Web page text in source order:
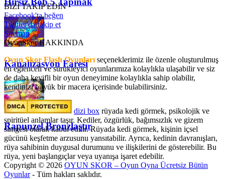
Kanalizasyon Faresi
Rapunzel Bronzlaştır
BİZİ TAKİP EDİN
Facebook'ta beğen
Twitter'da takip et
Sitemap
OyunSkor HAKKINDA
Oyun Skor Flash Oyunları seçeneklerimiz ile özenle oluşturulmuş
en eğlenceli ve sürükleyici oyunlarımıza kolaylıkla ulaşabilir ve siz
de daha keyifli bir oyun deneyimine kolaylıkla sahip olabilir,
kendinizi büyük bir macera içerisinde bulabilirsiniz.
dizi box rüyada kedi görmek​, psikolojik ve
spiritüel anlamlar taşır. Kediler, özgürlük, bağımsızlık ve gizem
simgesi olarak kabul edilir. Rüyada kedi görmek, kişinin içsel
gücünü keşfetme arzusunu yansıtabilir. Ayrıca, kedinin davranışları,
rüya sahibinin duygusal durumunu ve ilişkilerini de gösterebilir. Bu
rüya, yeni başlangıçlar veya uyanışa işaret edebilir.
Copyright © 2026 OYUN SKOR – Oyun Oyna Ücretsiz Bütün
Oyunlar- Tüm hakları saklıdır.